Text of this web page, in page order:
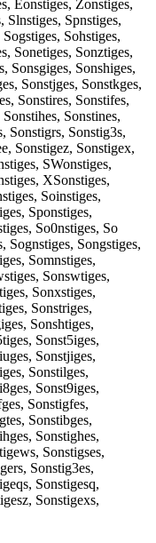
Eonstiges, Zonstiges,
Slnstiges, Spnstiges,
Sohstiges,
Sonetiges, Sonztiges,
Sonsgiges, Sonshiges,
Sonstjges, Sonstkges,
Sonstires, Sonstifes,
Sonstines,
Sonstigrs, Sonstig3s,
Sonstigez, Sonstigex,
SWonstiges,
XSonstiges,
Soinstiges,
Sponstiges,
So0nstiges, So
Sognstiges, Songstiges,
Somnstiges,
Sonswtiges,
Sonxstiges,
Sonstriges,
Sonshtiges,
Sonst5iges,
Sonstjiges,
Sonstilges,
Sonst9iges,
Sonstigfes,
Sonstibges,
Sonstighes,
Sonstigses,
Sonstig3es,
Sonstigesq,
Sonstigexs,